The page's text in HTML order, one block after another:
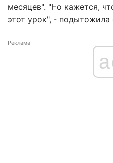
месяцев". "Но кажется,
этот урок", - подытожила
Реклама